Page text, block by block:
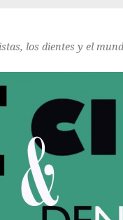
los dientes y el